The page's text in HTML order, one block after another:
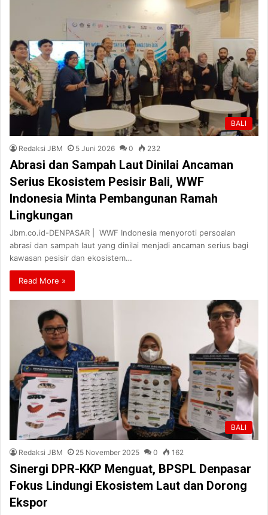
BALI
Redaksi JBM 5 Juni 2026 0 232
Abrasi dan Sampah Laut Dinilai Ancaman
Serius Ekosistem Pesisir Bali, WWF
Indonesia Minta Pembangunan Ramah
Lingkungan
Jbm.co.id-DENPASAR | WWF Indonesia menyoroti persoalan
abrasi dan sampah laut yang dinilai menjadi ancaman serius bagi
kawasan pesisir dan ekosistem…
Read More »
BALI
Redaksi JBM 25 November 2025 0 162
Sinergi DPR-KKP Menguat, BPSPL Denpasar
Fokus Lindungi Ekosistem Laut dan Dorong
Ekspor